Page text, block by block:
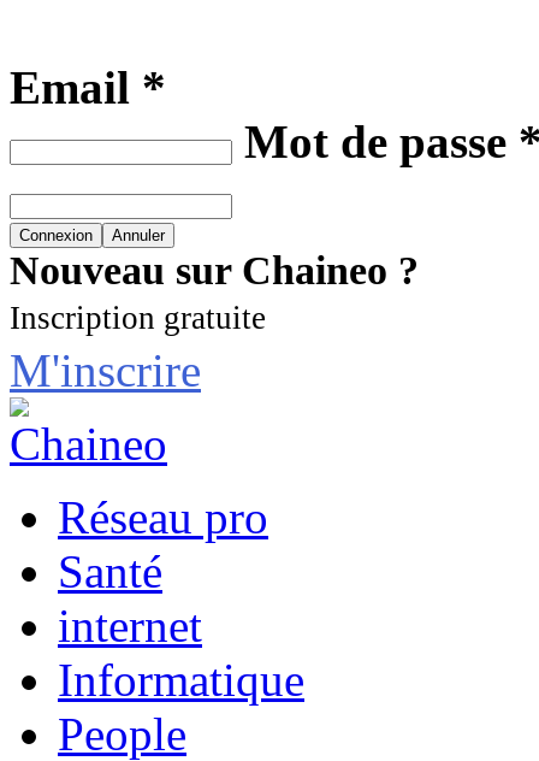
Email *
Mot de passe
Nouveau sur Chaineo ?
Inscription gratuite
M'inscrire
Réseau pro
Santé
internet
Informatique
People